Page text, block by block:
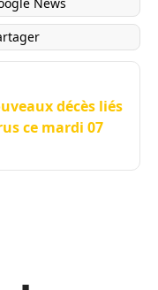
décès liés
ce mardi 07